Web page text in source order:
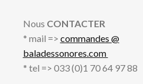
Nous CONTACTER
* mail => commandes @
baladessonores.com
* tel => 033 (0)1 70 64 97 88